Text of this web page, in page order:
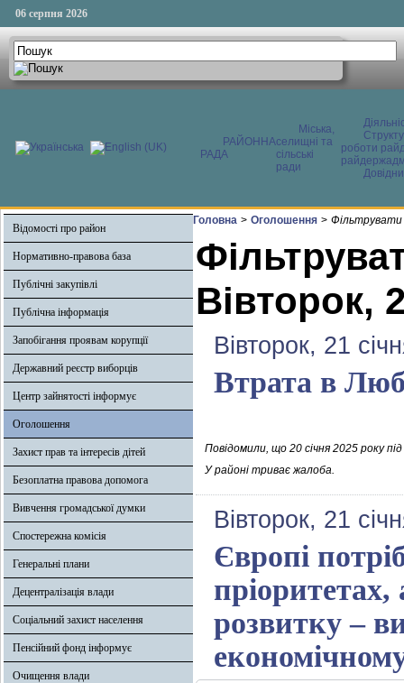
06 серпня 2026
РАЙОННА
РАДА
Міська,
селищні та
сільські
ради
роботи
Відомості про район
Нормативно-правова база
Публічні закупівлі
Публічна інформація
Запобігання проявам корупції
Державний реєстр виборців
Центр зайнятості інформує
Оголошення
Захист прав та інтересів дітей
Безоплатна правова допомога
Вивчення громадської думки
Спостережна комісія
Генеральні плани
Децентралізація влади
Соціальний захист населення
Пенсійний фонд інформує
Очищення влади
Головна > Оголошення > Фільтрувати
Вівторок,
Вівторок, 21
Втрата в
Повідомили, що 20 січня 2025 року
У районі триває жалоба.
Вівторок, 21
Європі
пріоритетах,
розвитку –